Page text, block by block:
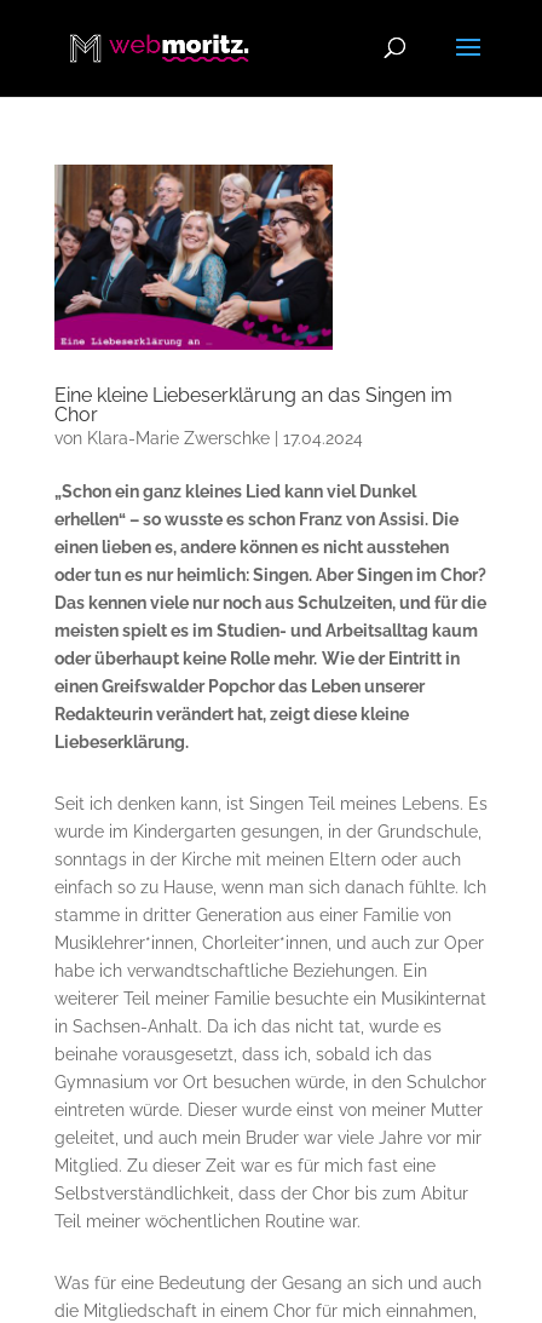
Eine kleine Liebeserklärung an das Singen im
Chor
von Klara-Marie Zwerschke| 17.04.2024
„Schon ein ganz kleines Lied kann viel Dunkel
erhellen“ – so wusste es schon Franz von Assisi. Die
einen lieben es, andere können es nicht ausstehen
oder tun es nur heimlich: Singen. Aber Singen im Chor?
Das kennen viele nur noch aus Schulzeiten, und für die
meisten spielt es im Studien- und Arbeitsalltag kaum
oder überhaupt keine Rolle mehr. Wie der Eintritt in
einen Greifswalder Popchor das Leben unserer
Redakteurin verändert hat, zeigt diese kleine
Liebeserklärung.
Seit ich denken kann, ist Singen Teil meines Lebens. Es
wurde im Kindergarten gesungen, in der Grundschule,
sonntags in der Kirche mit meinen Eltern oder auch
einfach so zu Hause, wenn man sich danach fühlte. Ich
stamme in dritter Generation aus einer Familie von
Musiklehrer*innen, Chorleiter*innen, und auch zur Oper
habe ich verwandtschaftliche Beziehungen. Ein
weiterer Teil meiner Familie besuchte ein Musikinternat
in Sachsen-Anhalt. Da ich das nicht tat, wurde es
beinahe vorausgesetzt, dass ich, sobald ich das
Gymnasium vor Ort besuchen würde, in den Schulchor
eintreten würde. Dieser wurde einst von meiner Mutter
geleitet, und auch mein Bruder war viele Jahre vor mir
Mitglied. Zu dieser Zeit war es für mich fast eine
Selbstverständlichkeit, dass der Chor bis zum Abitur
Teil meiner wöchentlichen Routine war.
Was für eine Bedeutung der Gesang an sich und auch
die Mitgliedschaft in einem Chor für mich einnahmen,